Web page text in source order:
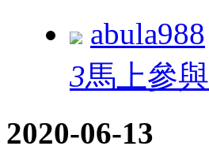
abula988
3馬上參與
2020-06-13